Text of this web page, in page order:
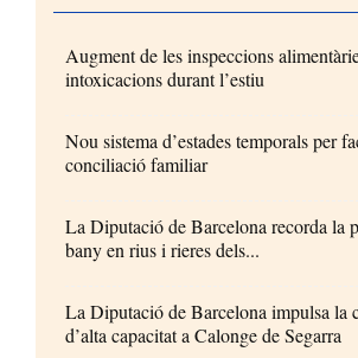
Augment de les inspeccions
intoxicacions durant l’estiu
Nou sistema d’estades temporals per
conciliació familiar
La Diputació de Barcelona recorda la
bany en rius i rieres dels...
La Diputació de Barcelona impulsa la
d’alta capacitat a Calonge de Segarra